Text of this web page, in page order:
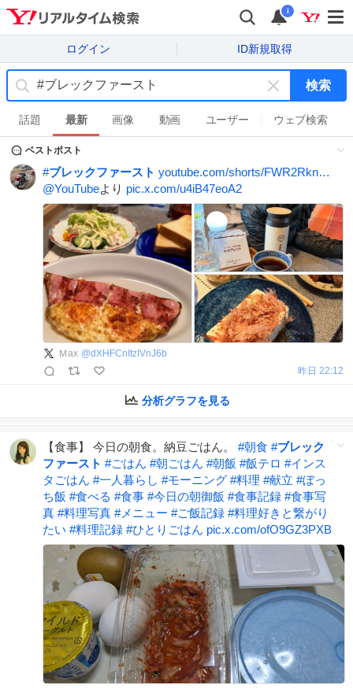
i
ログイン ID新規取得
キ
ー
ワ
ド
消
す
検索
話題 最新 画像 動画 ユーザー ウェブ検索
ベストポスト
#ブレックファースト youtube.com/shorts/FWR2Rkn…
@YouTubeより pic.x.com/u4iB47eoA2
Ｍax @dXHFCnItzIVnJ6b
昨日 22:12
分析グラフを見る
【食事】 今日の朝食。納豆ごはん。 #朝食 #ブレック
ファースト #ごはん #朝ごはん #朝飯 #飯テロ #インス
タごはん #一人暮らし #モーニング #料理 #献立 #ぼっ
ち飯 #食べる #食事 #今日の朝御飯 #食事記録 #食事写
真 #料理写真 #メニュー #ご飯記録 #料理好きと繋がり
たい #料理記録 #ひとりごはん pic.x.com/ofO9GZ3PXB